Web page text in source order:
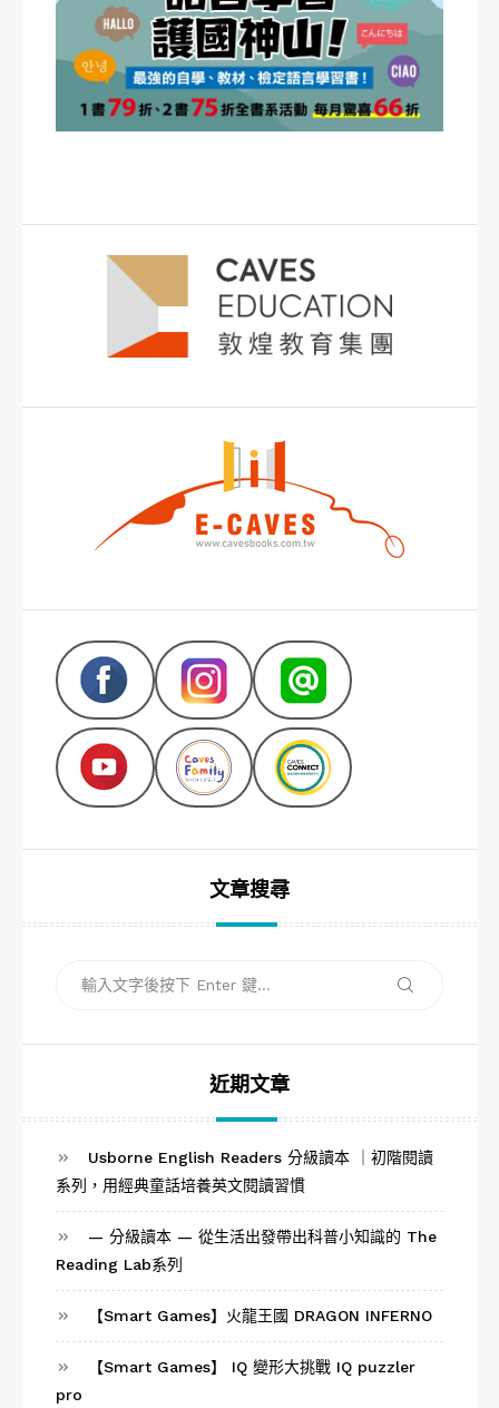
文章搜尋
搜
近期文章
Usborne English Readers 分級讀本 ｜初階閱讀
系列，用經典童話培養英文閱讀習慣
— 分級讀本 — 從生活出發帶出科普小知識的 The
Reading Lab系列
【Smart Games】火龍王國 DRAGON INFERNO
【Smart Games】 IQ 變形大挑戰 IQ puzzler
pro